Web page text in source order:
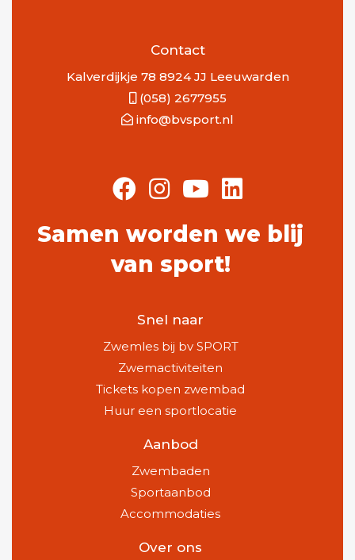
Contact
Kalverdijkje 78 8924 JJ Leeuwarden
(058) 2677955
info@bvsport.nl
Samen worden we blij
van sport!
Snel naar
Zwemles bij bv SPORT
Zwemactiviteiten
Tickets kopen zwembad
Huur een sportlocatie
Aanbod
Zwembaden
Sportaanbod
Accommodaties
Over ons